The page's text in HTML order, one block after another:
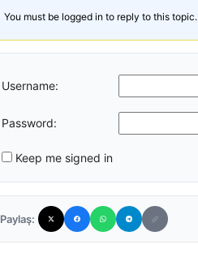
You must be logged in to reply to this topic.
Username:
Password:
Keep me signed in
Paylaş: